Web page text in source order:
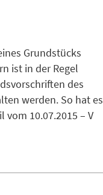
Grundstücks
ist in der Regel
des
werden. So hat es
10.07.2015 – V